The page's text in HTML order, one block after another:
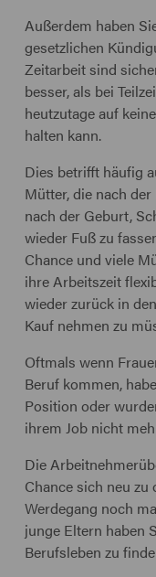
Außerdem haben
gesetzlichen
Zeitarbeit sind
besser, als bei
heutzutage auf
halten kann.
Dies betrifft häufig
Mütter, die nach
nach der Geburt,
wieder Fuß zu
Chance und viele
ihre Arbeitszeit
wieder zurück in
Kauf nehmen zu
Oftmals wenn
Beruf kommen,
Position oder
ihrem Job nicht
Die
Chance sich neu
Werdegang noch
junge Eltern haben
Berufsleben zu